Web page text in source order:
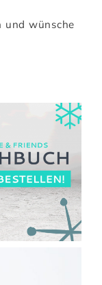
und wünsche